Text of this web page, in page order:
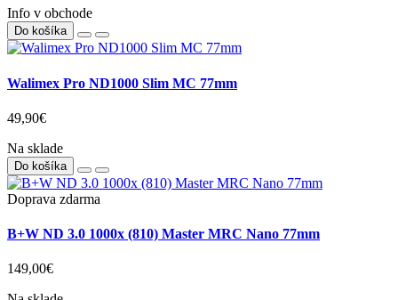
Info v obchode
Do košíka
Walimex Pro ND1000 Slim MC 77mm
49,90€
Na sklade
Do košíka
Doprava zdarma
B+W ND 3.0 1000x (810) Master MRC Nano 77mm
149,00€